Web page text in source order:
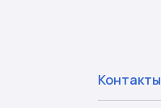
Контакты